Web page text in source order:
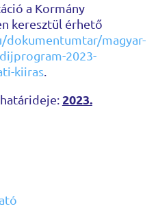
a Kormány
keresztül érhető
dokumentumtar/magyar-
2023-
kiiras.
2023.